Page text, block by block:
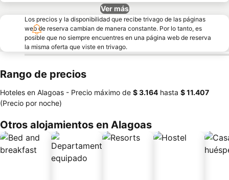
Ver más
Los precios y la disponibilidad que recibe trivago de las páginas
web de reserva cambian de manera constante. Por lo tanto, es
posible que no siempre encuentres en una página web de reserva
la misma oferta que viste en trivago.
Rango de precios
Hoteles en Alagoas - Precio máximo de ‎$ 3.164 hasta ‎$ 11.407
(Precio por noche)
Otros alojamientos en Alagoas